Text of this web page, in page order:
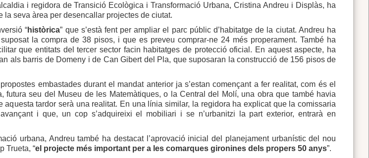
i regidora de Transició Ecològica i Transformació Urbana, Cristina Andreu i Displàs, ha
la seva àrea per desencallar projectes de ciutat.
“històrica” que s’està fent per ampliar el parc públic d’habitatge de la ciutat. Andreu ha
la compra de 38 pisos, i que es preveu comprar-ne 24 més properament. També ha
que entitats del tercer sector facin habitatges de protecció oficial. En aquest aspecte, ha
als barris de Domeny i de Can Gibert del Pla, que suposaran la construcció de 156 pisos de
embastades durant el mandat anterior ja s’estan començant a fer realitat, com és el
futura seu del Museu de les Matemàtiques, o la Central del Molí, una obra que també havia
aquesta tardor serà una realitat. En una línia similar, la regidora ha explicat que la comissaria
i que, un cop s’adquireixi el mobiliari i se n’urbanitzi la part exterior, entrarà en
urbana, Andreu també ha destacat l’aprovació inicial del planejament urbanístic del nou
Trueta, “el projecte més important per a les comarques gironines dels propers 50 anys”.